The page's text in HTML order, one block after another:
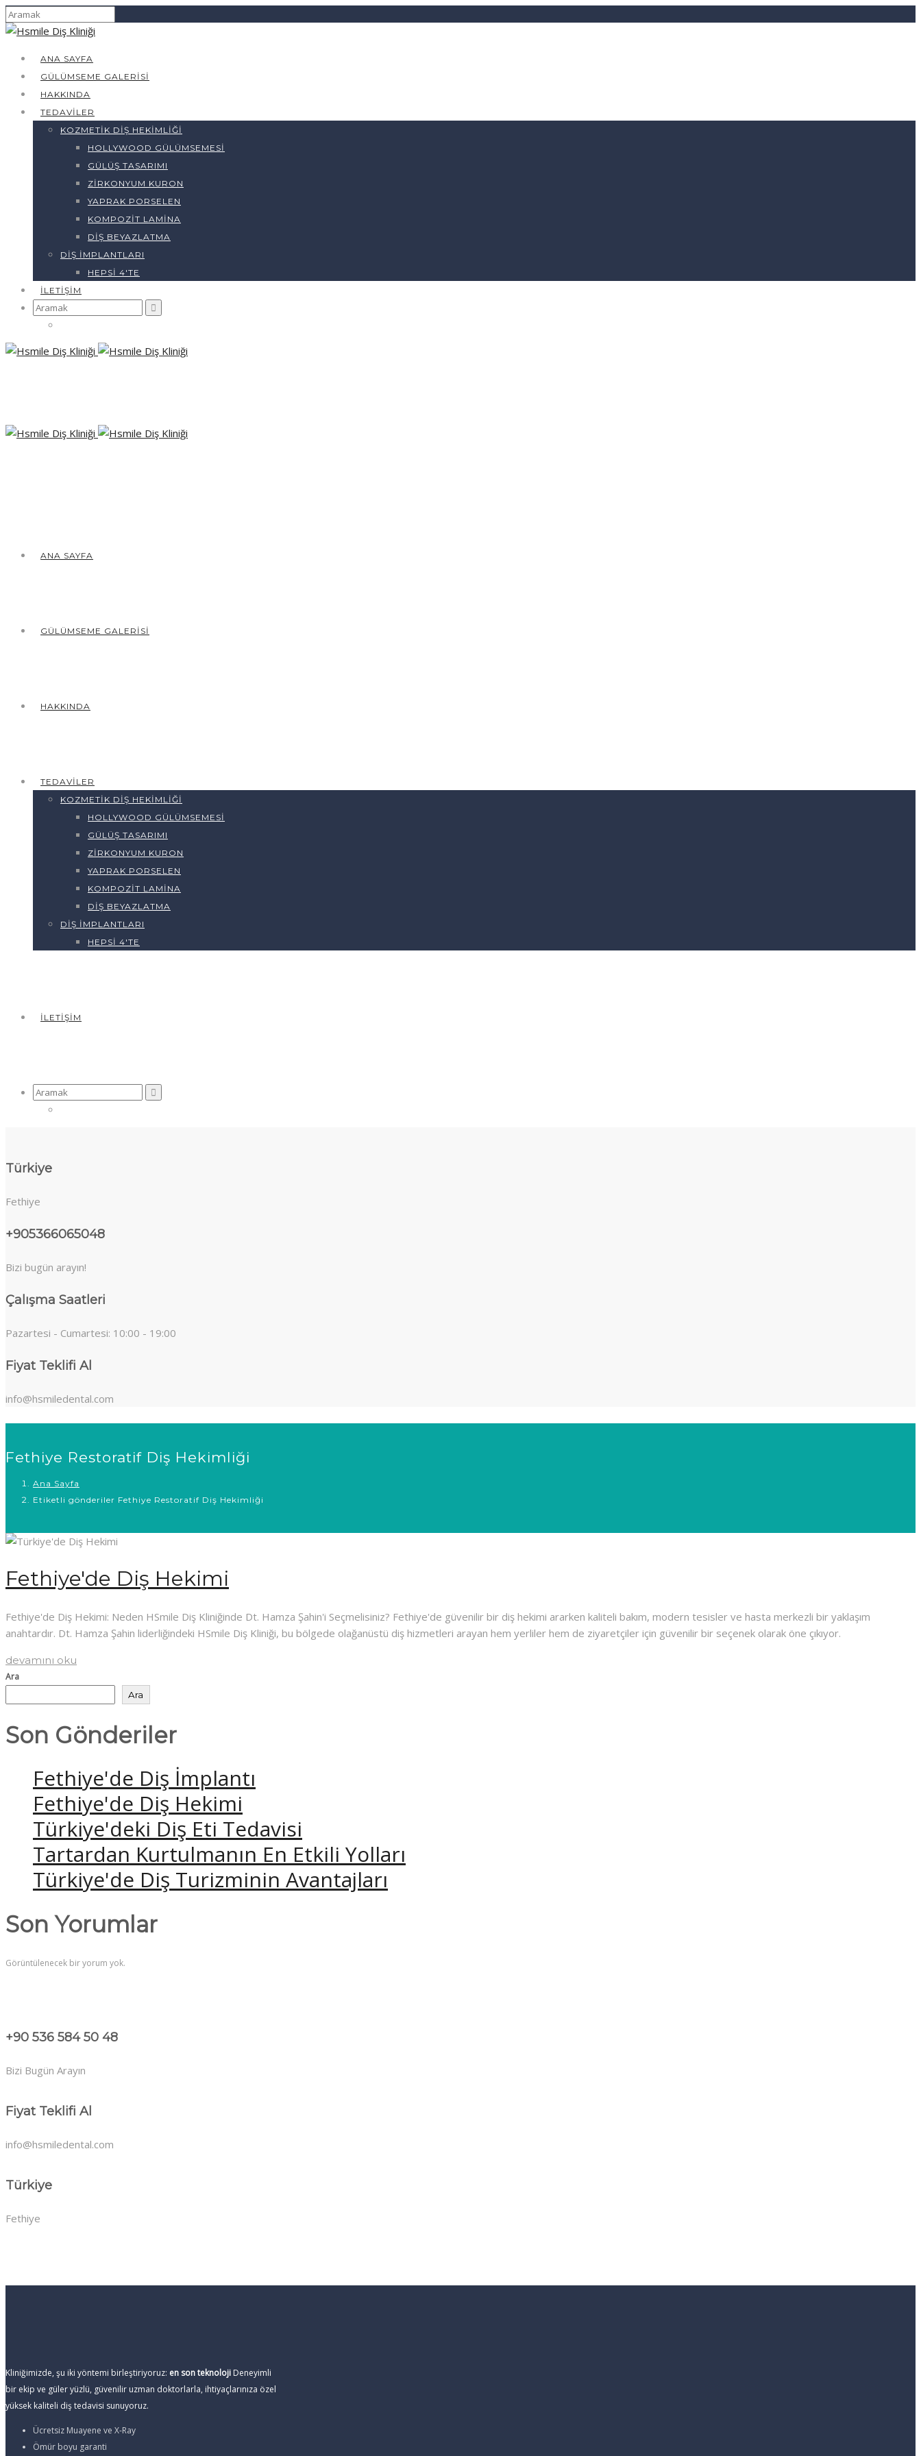
ANA SAYFA
GÜLÜMSEME GALERISI
HAKKINDA
TEDAVILER
KOZMETIK DIŞ HEKIMLIĞI
HOLLYWOOD GÜLÜMSEMESI
GÜLÜŞ TASARIMI
ZIRKONYUM KURON
YAPRAK PORSELEN
KOMPOZIT LAMINA
DIŞ BEYAZLATMA
DIŞ İMPLANTLARI
HEPSI 4'TE
İLETIŞIM
Arama
yap:
ANA SAYFA
GÜLÜMSEME GALERISI
HAKKINDA
TEDAVILER
KOZMETIK DIŞ HEKIMLIĞI
HOLLYWOOD GÜLÜMSEMESI
GÜLÜŞ TASARIMI
ZIRKONYUM KURON
YAPRAK PORSELEN
KOMPOZIT LAMINA
DIŞ BEYAZLATMA
DIŞ İMPLANTLARI
HEPSI 4'TE
İLETIŞIM
Arama
yap:
Türkiye
Fethiye
+905366065048
Bizi bugün arayın!
Çalışma Saatleri
Pazartesi - Cumartesi: 10:00 - 19:00
Fiyat Teklifi Al
info@hsmiledental.com
Fethiye Restoratif Diş Hekimliği
Ana Sayfa
Etiketli gönderiler Fethiye Restoratif Diş Hekimliği
Fethiye'de Diş Hekimi
Fethiye'de Diş Hekimi: Neden HSmile Diş Kliniğinde Dt. Hamza Şahin'i Seçmelisiniz? Fethiye'de güvenilir bir diş hekimi ararken kaliteli bakım, modern tesisler ve hasta merkezli bir yaklaşım
anahtardır. Dt. Hamza Şahin liderliğindeki HSmile Diş Kliniği, bu bölgede olağanüstü diş hizmetleri arayan hem yerliler hem de ziyaretçiler için güvenilir bir seçenek olarak öne çıkıyor.
devamını oku
Ara
Ara
Son Gönderiler
Fethiye'de Diş İmplantı
Fethiye'de Diş Hekimi
Türkiye'deki Diş Eti Tedavisi
Tartardan Kurtulmanın En Etkili Yolları
Türkiye'de Diş Turizminin Avantajları
Son Yorumlar
Görüntülenecek bir yorum yok.
+90 536 584 50 48
Bizi Bugün Arayın
Fiyat Teklifi Al
info@hsmiledental.com
Türkiye
Fethiye
Kliniğimizde, şu iki yöntemi birleştiriyoruz: en son teknoloji Deneyimli
bir ekip ve güler yüzlü, güvenilir uzman doktorlarla, ihtiyaçlarınıza özel
yüksek kaliteli diş tedavisi sunuyoruz.
Ücretsiz Muayene ve X-Ray
Ömür boyu garanti